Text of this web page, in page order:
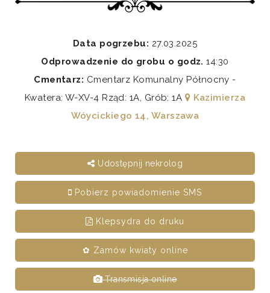
Data pogrzebu: 27.03.2025
Odprowadzenie do grobu o godz. 14:30
Cmentarz: Cmentarz Komunalny Północny -
Kwatera: W-XV-4 Rząd: 1A, Grób: 1A
Kazimierza
Wóycickiego 14, Warszawa
Udostępnij nekrolog
Pobierz powiadomienie SMS
Klepsydra do druku
✿ Zamów kwiaty online
Transmisja online